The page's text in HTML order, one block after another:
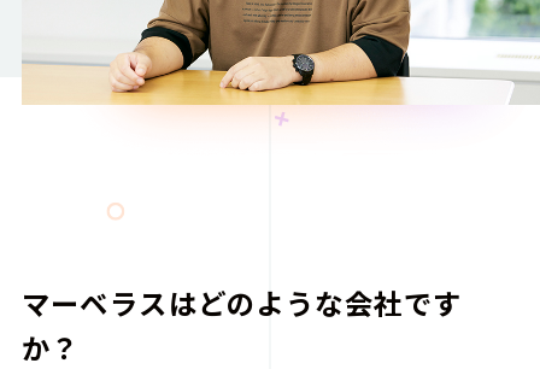
マーベラスはどのような会社です
か？